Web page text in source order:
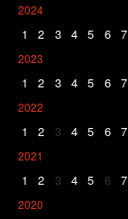
2024
1 2 3 4 5 6 7
2023
1 2 3 4 5 6 7
2022
1 2 3 4 5 6 7
2021
1 2 3 4 5 6 7
2020